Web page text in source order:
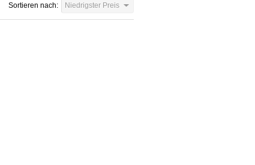
Sortieren nach: Niedrigster Preis